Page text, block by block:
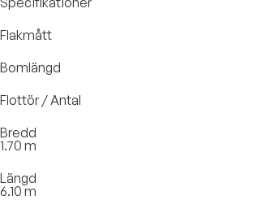
Flakmått
Bomlängd
Flottör / Antal
Bredd
1.70 m
Längd
6.10 m